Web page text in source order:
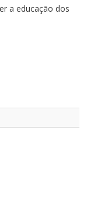
a educação dos